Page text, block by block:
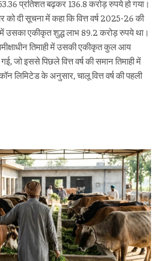
प्रतिशत बढ़कर 136.8 करोड़ रुपये हो गया।
को दी सूचना में कहा कि वित्त वर्ष 2025-26 की
में उसका एकीकृत शुद्ध लाभ 89.2 करोड़ रुपये था।
तिमाही में उसकी एकीकृत कुल आय
जो इससे पिछले वित्त वर्ष की समान तिमाही में
लिमिटेड के अनुसार, चालू वित्त वर्ष की पहली